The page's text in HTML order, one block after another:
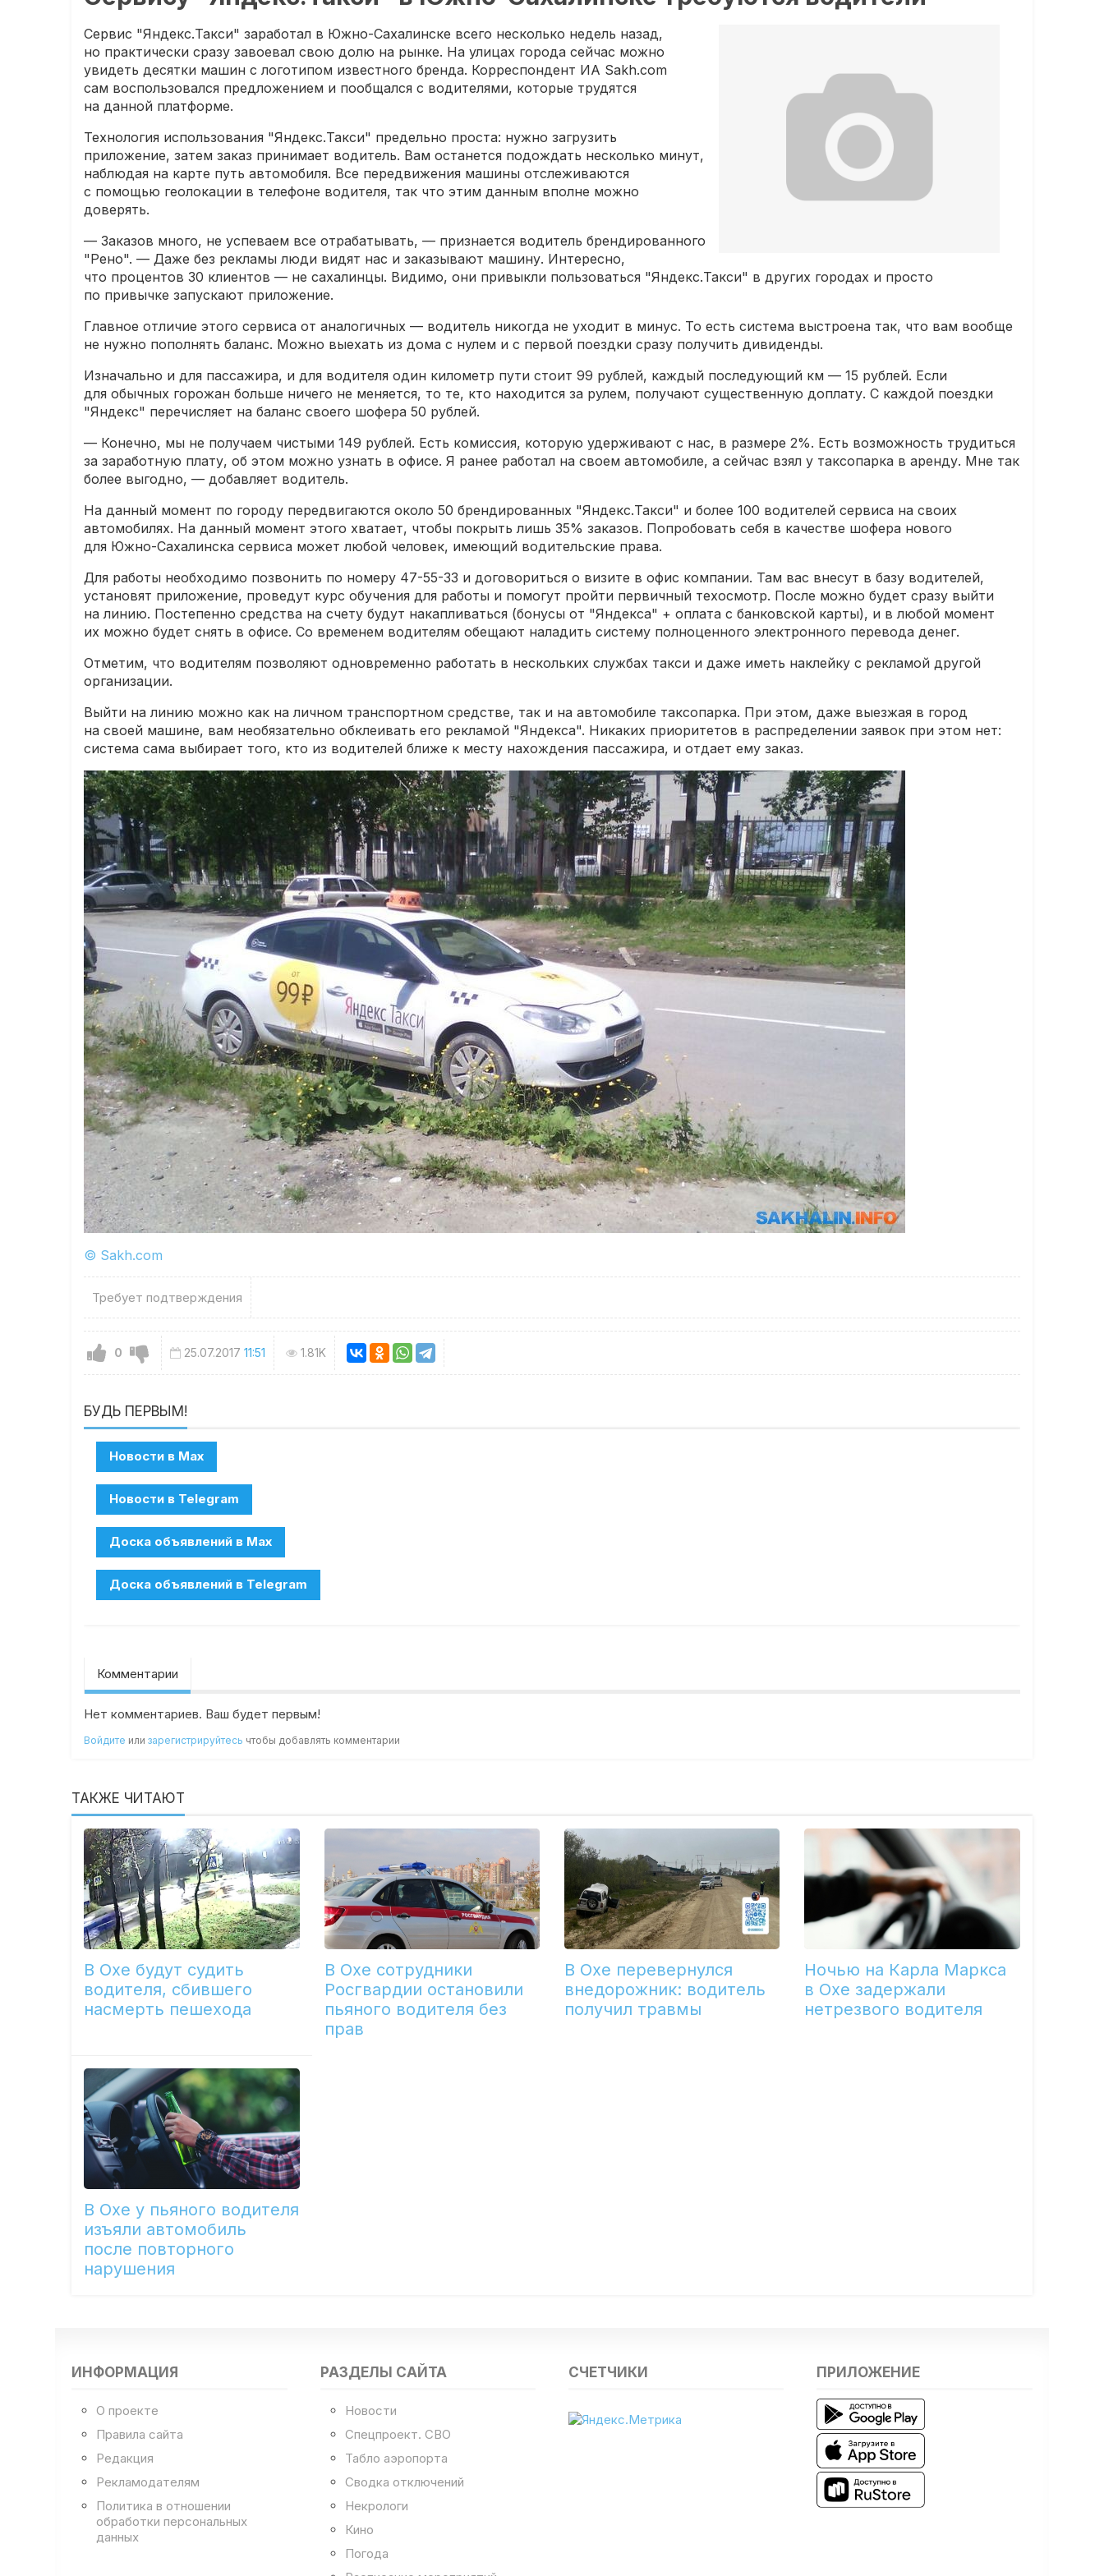
Сервис "Яндекс.Такси" заработал в Южно-Сахалинске всего несколько недель назад,
но практически сразу завоевал свою долю на рынке. На улицах города сейчас можно
увидеть десятки машин с логотипом известного бренда. Корреспондент ИА Sakh.com
сам воспользовался предложением и пообщался с водителями, которые трудятся
на данной платформе.
Технология использования "Яндекс.Такси" предельно проста: нужно загрузить
приложение, затем заказ принимает водитель. Вам останется подождать несколько минут,
наблюдая на карте путь автомобиля. Все передвижения машины отслеживаются
с помощью геолокации в телефоне водителя, так что этим данным вполне можно
доверять.
— Заказов много, не успеваем все отрабатывать, — признается водитель брендированного
"Рено". — Даже без рекламы люди видят нас и заказывают машину. Интересно,
что процентов 30 клиентов — не сахалинцы. Видимо, они привыкли пользоваться "Яндекс.Такси" в других городах и просто
по привычке запускают приложение.
Главное отличие этого сервиса от аналогичных — водитель никогда не уходит в минус. То есть система выстроена так, что вам вообще
не нужно пополнять баланс. Можно выехать из дома с нулем и с первой поездки сразу получить дивиденды.
Изначально и для пассажира, и для водителя один километр пути стоит 99 рублей, каждый последующий км — 15 рублей. Если
для обычных горожан больше ничего не меняется, то те, кто находится за рулем, получают существенную доплату. С каждой поездки
"Яндекс" перечисляет на баланс своего шофера 50 рублей.
— Конечно, мы не получаем чистыми 149 рублей. Есть комиссия, которую удерживают с нас, в размере 2%. Есть возможность трудиться
за заработную плату, об этом можно узнать в офисе. Я ранее работал на своем автомобиле, а сейчас взял у таксопарка в аренду. Мне так
более выгодно, — добавляет водитель.
На данный момент по городу передвигаются около 50 брендированных "Яндекс.Такси" и более 100 водителей сервиса на своих
автомобилях. На данный момент этого хватает, чтобы покрыть лишь 35% заказов. Попробовать себя в качестве шофера нового
для Южно-Сахалинска сервиса может любой человек, имеющий водительские права.
Для работы необходимо позвонить по номеру 47-55-33 и договориться о визите в офис компании. Там вас внесут в базу водителей,
установят приложение, проведут курс обучения для работы и помогут пройти первичный техосмотр. После можно будет сразу выйти
на линию. Постепенно средства на счету будут накапливаться (бонусы от "Яндекса" + оплата с банковской карты), и в любой момент
их можно будет снять в офисе. Со временем водителям обещают наладить систему полноценного электронного перевода денег.
Отметим, что водителям позволяют одновременно работать в нескольких службах такси и даже иметь наклейку с рекламой другой
организации.
Выйти на линию можно как на личном транспортном средстве, так и на автомобиле таксопарка. При этом, даже выезжая в город
на своей машине, вам необязательно обклеивать его рекламой "Яндекса". Никаких приоритетов в распределении заявок при этом нет:
система сама выбирает того, кто из водителей ближе к месту нахождения пассажира, и отдает ему заказ.
© Sakh.com
Требует подтверждения
0 25.07.2017 11:51 1.81K
БУДЬ ПЕРВЫМ!
Комментарии
Нет комментариев. Ваш будет первым!
Войдите илизарегистрируйтесь чтобы добавлять комментарии
ТАКЖЕ ЧИТАЮТ
В Охе будут судить
водителя, сбившего
насмерть пешехода
В Охе сотрудники
Росгвардии остановили
пьяного водителя без
прав
В Охе перевернулся
внедорожник: водитель
получил травмы
Ночью на Карла Маркса
в Охе задержали
нетрезвого водителя
В Охе у пьяного водителя
изъяли автомобиль
после повторного
нарушения
ИНФОРМАЦИЯ
О проекте
Правила сайта
Редакция
Рекламодателям
Политика в отношении
обработки персональных
данных
РАЗДЕЛЫ САЙТА
Новости
Спецпроект. СВО
Табло аэропорта
Сводка отключений
Некрологи
Кино
Погода
СЧЕТЧИКИ ПРИЛОЖЕНИЕ